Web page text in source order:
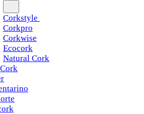
Corkstyle
Corkpro
Corkwise
Ecocork
Natural Cork